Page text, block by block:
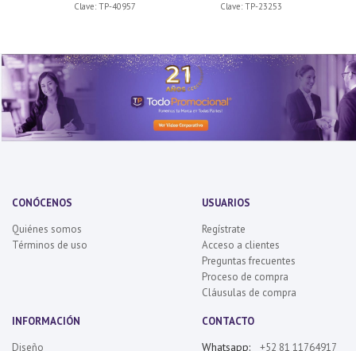
Clave: TP-40957 Clave: TP-23253
CONÓCENOS
Quiénes somos
Términos de uso
USUARIOS
Regístrate
Acceso a clientes
Preguntas frecuentes
Proceso de compra
Cláusulas de compra
INFORMACIÓN
Diseño
CONTACTO
Whatsapp: +52 81 11764917